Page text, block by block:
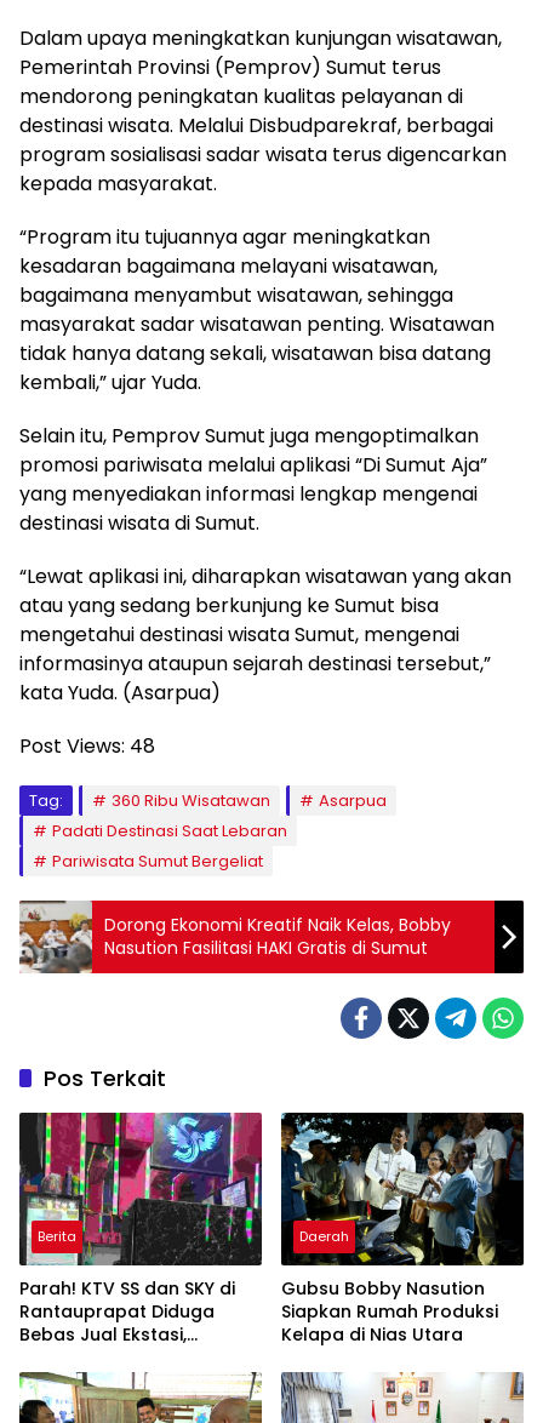
Dalam upaya meningkatkan kunjungan wisatawan,
Pemerintah Provinsi (Pemprov) Sumut terus
mendorong peningkatan kualitas pelayanan di
destinasi wisata. Melalui Disbudparekraf, berbagai
program sosialisasi sadar wisata terus digencarkan
kepada masyarakat.
“Program itu tujuannya agar meningkatkan
kesadaran bagaimana melayani wisatawan,
bagaimana menyambut wisatawan, sehingga
masyarakat sadar wisatawan penting. Wisatawan
tidak hanya datang sekali, wisatawan bisa datang
kembali,” ujar Yuda.
Selain itu, Pemprov Sumut juga mengoptimalkan
promosi pariwisata melalui aplikasi “Di Sumut Aja”
yang menyediakan informasi lengkap mengenai
destinasi wisata di Sumut.
“Lewat aplikasi ini, diharapkan wisatawan yang akan
atau yang sedang berkunjung ke Sumut bisa
mengetahui destinasi wisata Sumut, mengenai
informasinya ataupun sejarah destinasi tersebut,”
kata Yuda. (Asarpua)
Post Views: 48
Tag: 360 Ribu Wisatawan
Asarpua
Padati Destinasi Saat Lebaran
Pariwisata Sumut Bergeliat
Dorong Ekonomi Kreatif Naik Kelas, Bobby
Nasution Fasilitasi HAKI Gratis di Sumut
Pos Terkait
Berita
Parah! KTV SS dan SKY di
Rantauprapat Diduga
Bebas Jual Ekstasi,
Ribu per Butir
Daerah
Gubsu Bobby Nasution
Siapkan Rumah Produksi
Kelapa di Nias Utara